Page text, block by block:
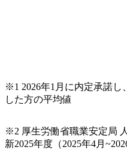
※1 2026年1月に内定承諾し
した方の平均値
※2 厚生労働省職業安定局
新2025年度（2025年4月